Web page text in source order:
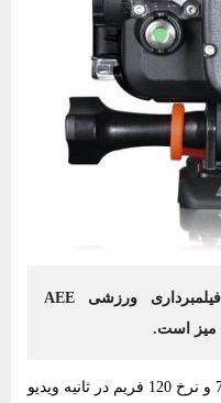
برای بودجه‌های محدود دوربین فیلمبرداری ورزشی AEE
این دوربین قادر است با رزولوشن 720p و نرخ 120 فریم در ثانیه ویدیو